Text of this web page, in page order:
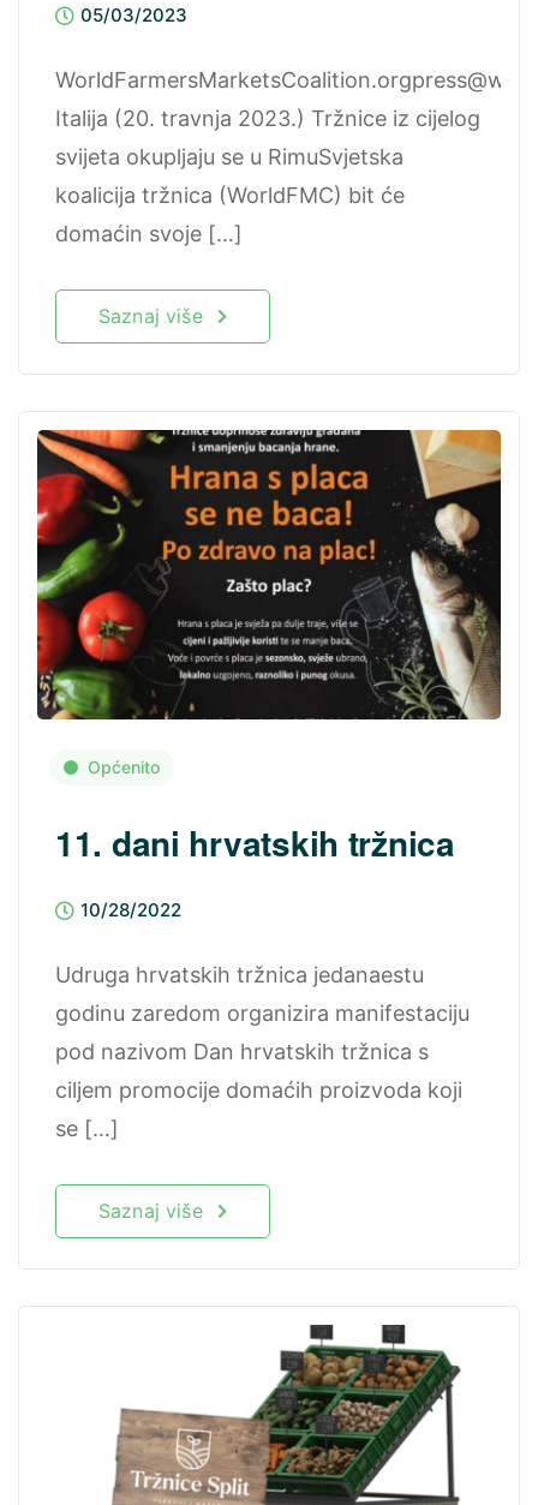
05/03/2023
Italija (20. travnja 2023.) Tržnice iz cijelog
svijeta okupljaju se u RimuSvjetska
koalicija tržnica (WorldFMC) bit će
domaćin svoje […]
Saznaj više
Općenito
11. dani hrvatskih tržnica
10/28/2022
Udruga hrvatskih tržnica jedanaestu
godinu zaredom organizira manifestaciju
pod nazivom Dan hrvatskih tržnica s
ciljem promocije domaćih proizvoda koji
se […]
Saznaj više